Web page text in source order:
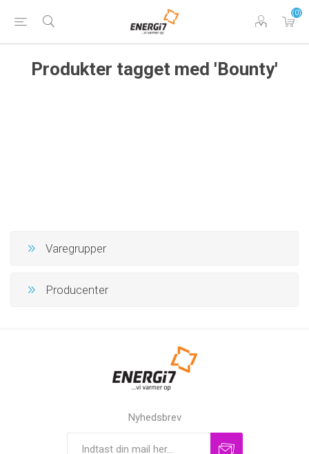
(0)
Produkter tagget med 'Bounty'
Varegrupper
Producenter
Nyhedsbrev